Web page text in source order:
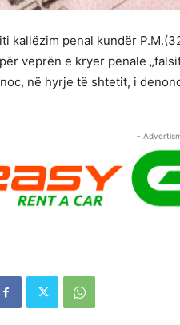
kallëzim penal kundër
veprën e kryer penale
në hyrje të shtetit, i
-